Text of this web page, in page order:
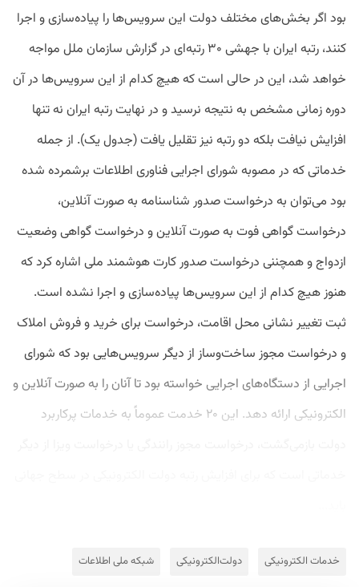
بود اگر بخش‌های مختلف دولت این سرویس‌ها را پیاده‌سازی و اجرا
کنند، رتبه ایران با جهشی ۳۰ رتبه‌ای در گزارش سازمان ملل مواجه
خواهد شد، این در حالی است که هیچ کدام از این سرویس‌ها در ‌آن
دوره زمانی مشخص به نتیجه نرسید و در نهایت رتبه ایران نه تنها
افزایش نیافت بلکه دو رتبه نیز تقلیل یافت (جدول یک). از جمله
خدماتی که در مصوبه شورای اجرایی فناوری اطلاعات برشمرده شده
بود می‌توان به درخواست صدور شناسنامه به صورت آنلاین،
درخواست گواهی فوت به صورت آنلاین و درخواست گواهی وضعیت
ازدواج و همچننی درخواست صدور کارت هوشمند ملی اشاره کرد که
هنوز هیچ کدام از این سرویس‌ها پیاده‌سازی و اجرا نشده است.
ثبت تغییر نشانی محل اقامت، درخواست برای خرید و فروش املاک
و درخواست مجوز ساخت‌وساز از دیگر سرویس‌هایی بود که شورای
اجرایی از دستگاه‌های اجرایی خواسته بود تا آنان را به صورت آنلاین و
الکترونیکی ارائه دهد. این ۲۰ خدمت عموماً به خدمات پرکاربرد
خدمات الکترونیکی دولت‌الکترونیکی شبکه ملی اطلاعات